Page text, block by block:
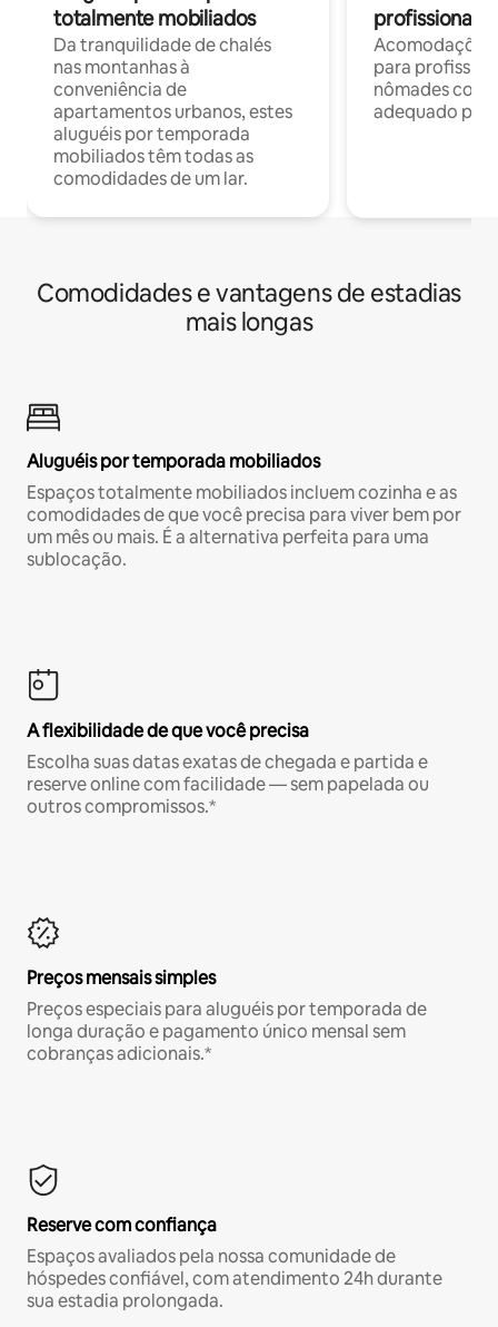
totalmente mobiliados
Da tranquilidade de chalés
nas montanhas à
conveniência de
apartamentos urbanos, estes
aluguéis por temporada
mobiliados têm todas as
comodidades de um lar.
profissionais
para
nômades com
adequado
Comodidades e vantagens de estadias
mais longas
Aluguéis por temporada mobiliados
Espaços totalmente mobiliados incluem cozinha e as
comodidades de que você precisa para viver bem por
um mês ou mais. É a alternativa perfeita para uma
sublocação.
A flexibilidade de que você precisa
Escolha suas datas exatas de chegada e partida e
reserve online com facilidade — sem papelada ou
outros compromissos.*
Preços mensais simples
Preços especiais para aluguéis por temporada de
longa duração e pagamento único mensal sem
cobranças adicionais.*
Reserve com confiança
Espaços avaliados pela nossa comunidade de
hóspedes confiável, com atendimento 24h durante
sua estadia prolongada.